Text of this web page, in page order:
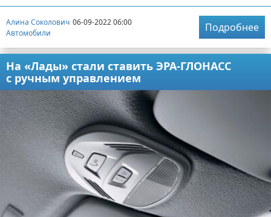
Алина Соколович 06-09-2022 06:00
Автомобили
Подробнее
На «Лады» стали ставить ЭРА-ГЛОНАСС
с ручным управлением